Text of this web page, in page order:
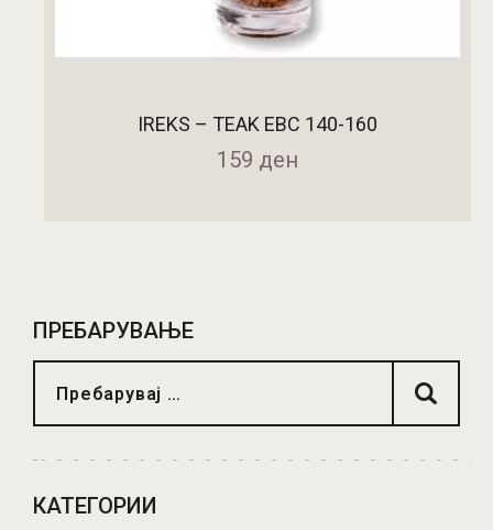
IREKS – TEAK EBC 140-160
159 ден
ПРЕБАРУВАЊЕ
КАТЕГОРИИ